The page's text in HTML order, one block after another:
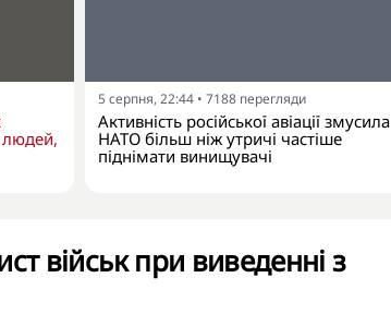
людей,
5 серпня, 22:44 • 7188 перегляди
Активність російської авіації змусила
НАТО більш ніж утричі частіше
піднімати винищувачі
військ при виведенні з